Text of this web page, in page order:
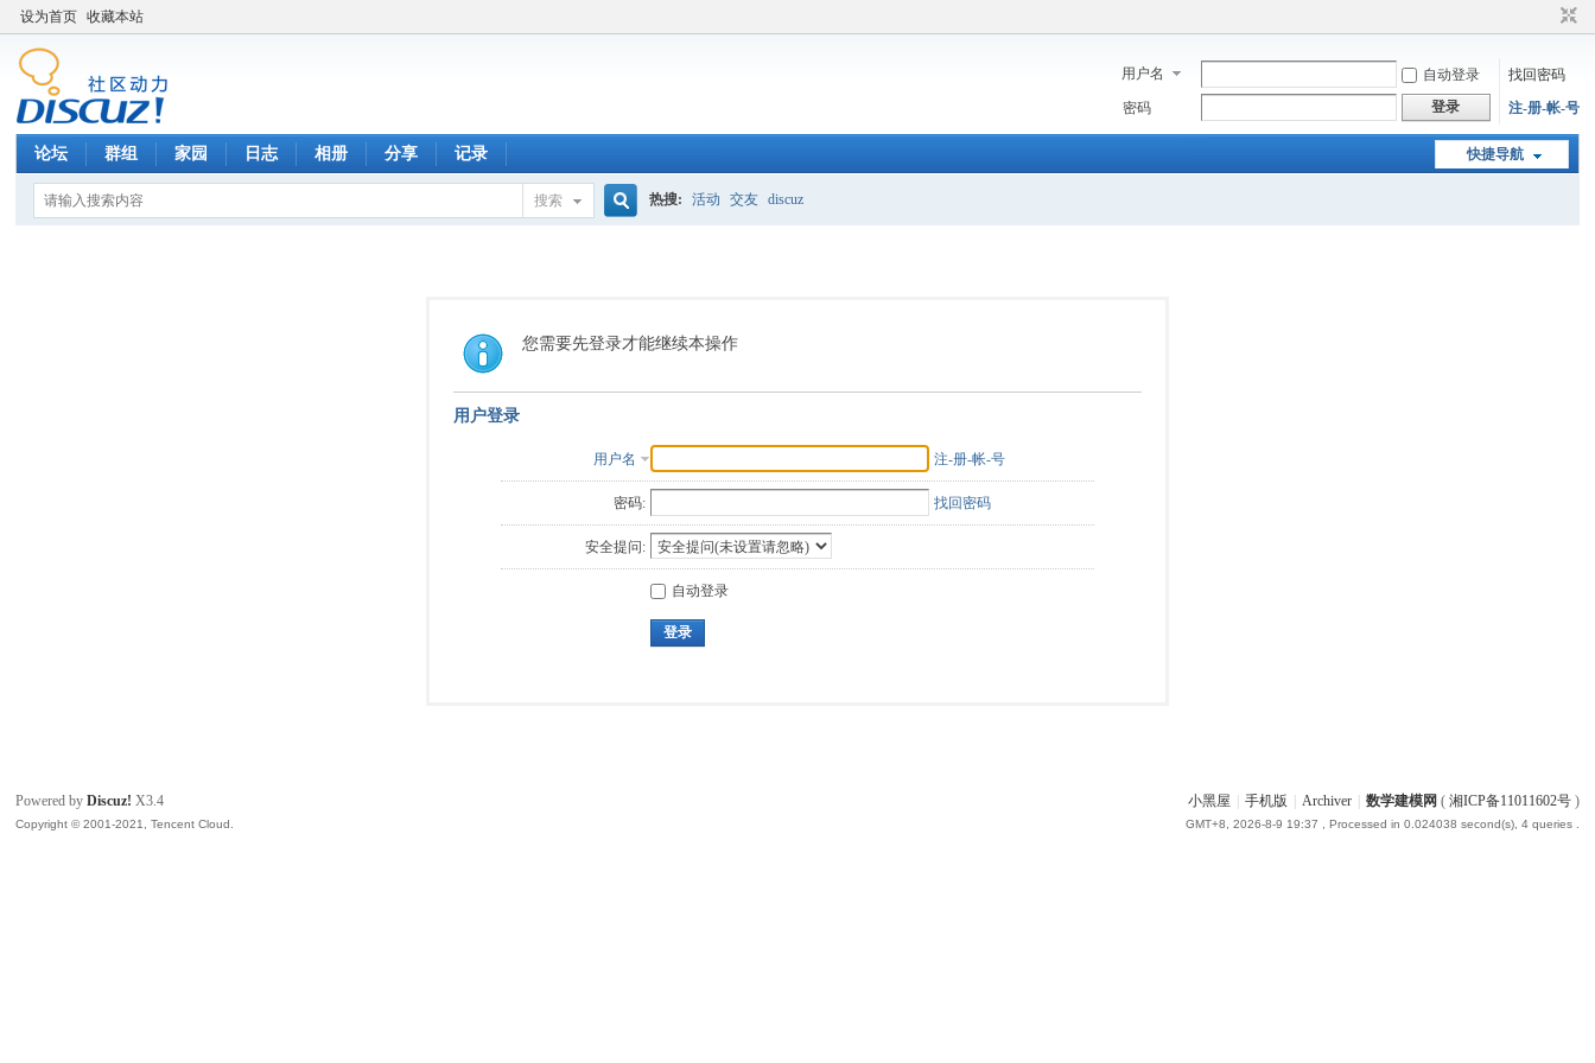
设为首页 收藏本站
用户名 自动登录
找回密码
密码
登录 注-册-帐-号
快捷导航
论坛 群组 家园 日志 相册 分享 记录
搜索
索
热搜: 活动 交友 discuz
您需要先登录才能继续本操作
用户登录
用户名 注-册-帐-号
密码: 找回密码
安全提问:
自动登录
登录
小黑屋 手机版 Archiver 数学建模网 ( 湘ICP备11011602号)
GMT+8, 2026-8-9 19:37 , Processed in 0.024038 second(s), 4 queries .
Powered byDiscuz! X3.4
Copyright © 2001-2021, Tencent Cloud.